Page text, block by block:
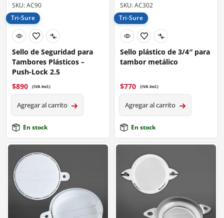
SKU: AC90
Tri-Sure
Sello de Seguridad para
Tambores Plásticos –
Push-Lock 2.5
$890 (IVA incl.)
Agregar al carrito
En stock
SKU: AC302
Tri-Sure
Sello plástico de 3/4″ para
tambor metálico
$770 (IVA incl.)
Agregar al carrito
En stock